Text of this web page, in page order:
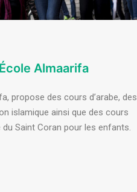
École Almaarifa
propose des cours d’arabe, des
islamique ainsi que des cours
du Saint Coran pour les enfants.